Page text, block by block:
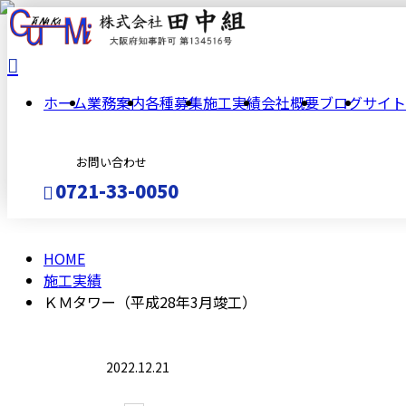
ホーム業務案内各種募集施工実績会社概要ブログサイ
お問い合わせ
0721-33-0050
メールフォーム
施
績 HOME
施工実績
ＫＭタワー（平成28年3月竣工）
2022.12.21